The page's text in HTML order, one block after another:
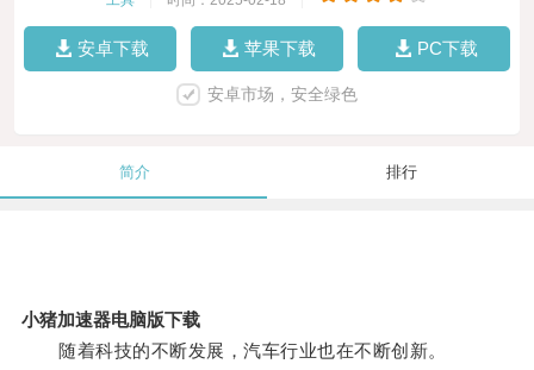
安卓下载 苹果下载 PC下载
安卓市场，安全绿色
简介 排行
小猪加速器电脑版下载
随着科技的不断发展，汽车行业也在不断创新。